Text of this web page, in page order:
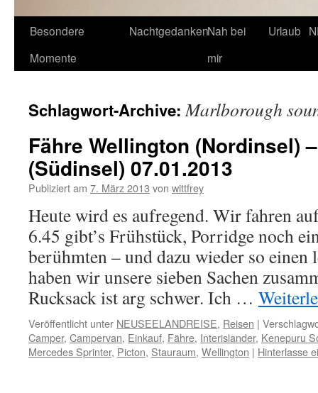
Besondere
Momente
NachtgedankenNah bei
mir
Urlaub
Schlagwort-Archive:Marlborough
Fähre Wellington (Nordinsel)
(Südinsel) 07.01.2013
Publiziert am 7. März 2013 von wittfrey
Heute wird es aufregend. Wir fahren
6.45 gibt’s Frühstück, Porridge noch
berühmten – und dazu wieder so einen
haben wir unsere sieben Sachen
Rucksack ist arg schwer. Ich …
Veröffentlicht unter NEUSEELANDREISE, Reisen |
Camper, Campervan, Einkauf, Fähre, Interislander, Kenepuru
Mercedes Sprinter, Picton, Stauraum, Wellington | Hinterlasse